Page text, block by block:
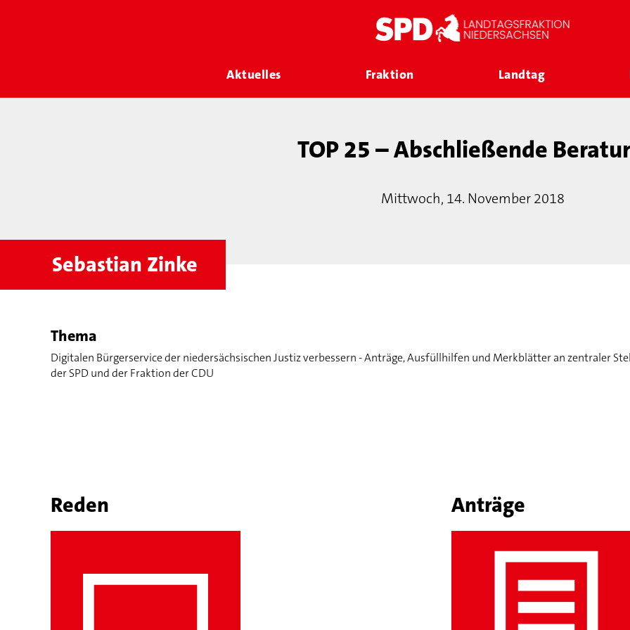
Aktuelles Fraktion Landtag
TOP 25 – Abschließende
Mittwoch, 14. November 2018
Sebastian Zinke
Thema
Digitalen Bürgerservice der niedersächsischen Justiz verbessern - Anträge, Ausfüllhilfen und Merkblätter an zentraler
der SPD und der Fraktion der CDU
Reden Anträge